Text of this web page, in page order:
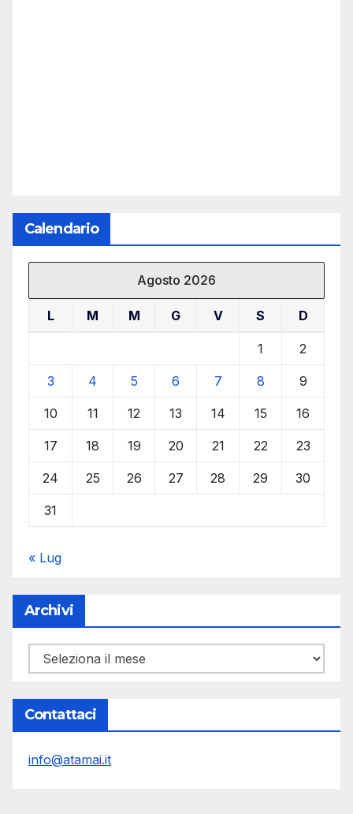
Calendario
Agosto 2026
L M M G V S D
1 2
3 4 5 6 7 8 9
10 11 12 13 14 15 16
17 18 19 20 21 22 23
24 25 26 27 28 29 30
31
« Lug
Archivi
Archivi
Contattaci
info@atamai.it